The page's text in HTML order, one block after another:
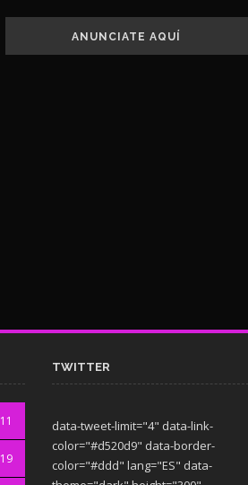
ANUNCIATE AQUÍ
11
19
TWITTER
data-tweet-limit="4" data-link-
color="#d520d9" data-border-
color="#ddd" lang="ES" data-